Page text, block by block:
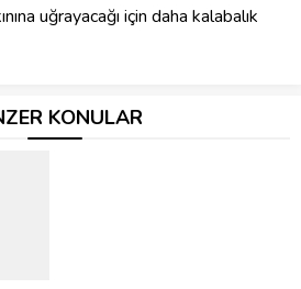
uğrayacağı için daha kalabalık
KONULAR